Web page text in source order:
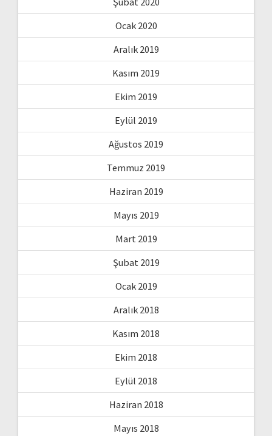
Ocak 2020
Aralık 2019
Kasım 2019
Ekim 2019
Eylül 2019
Ağustos 2019
Temmuz 2019
Haziran 2019
Mayıs 2019
Mart 2019
Şubat 2019
Ocak 2019
Aralık 2018
Kasım 2018
Ekim 2018
Eylül 2018
Haziran 2018
Mayıs 2018